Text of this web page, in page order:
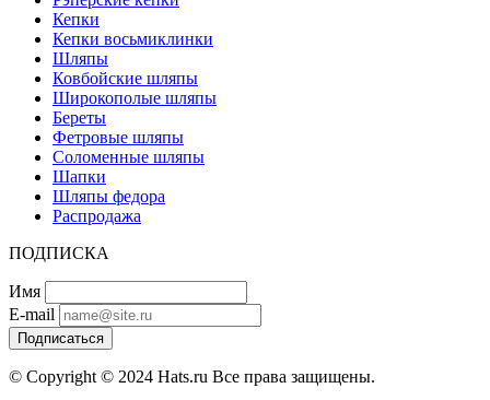
Кепки
Кепки восьмиклинки
Шляпы
Ковбойские шляпы
Широкополые шляпы
Береты
Фетровые шляпы
Соломенные шляпы
Шапки
Шляпы федора
Распродажа
ПОДПИСКА
Имя
E-mail
Подписаться
© Copyright © 2024 Hats.ru Все права защищены.